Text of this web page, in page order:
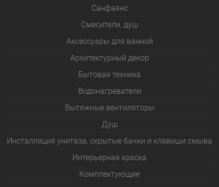
Санфаянс
Смесители, душ
Аксессуары для ванной
Архитектурный декор
Бытовая техника
Водонагреватели
Вытяжные вентиляторы
Душ
Инсталляция унитаза, скрытые бачки и клавиши смыва
Интерьерная краска
Комплектующие